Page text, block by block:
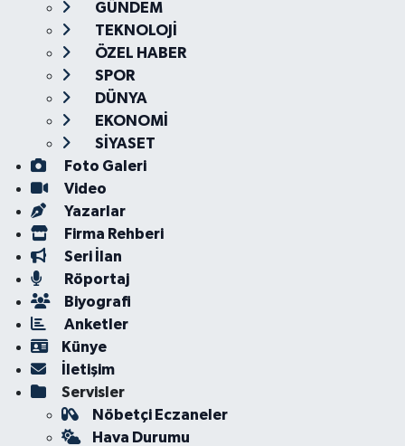
GÜNDEM
TEKNOLOJİ
ÖZEL HABER
SPOR
DÜNYA
EKONOMİ
SİYASET
Foto Galeri
Video
Yazarlar
Firma Rehberi
Seri İlan
Röportaj
Biyografi
Anketler
Künye
İletişim
Servisler
Nöbetçi Eczaneler
Hava Durumu